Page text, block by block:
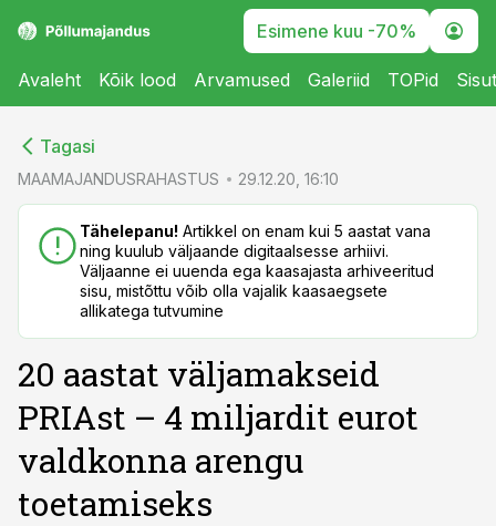
Esimene kuu -70%
Avaleht Kõik lood Arvamused Galeriid TOPid
Tagasi
MAAMAJANDUSRAHASTUS 29.12.20, 16:10
Tähelepanu! Artikkel on enam kui 5 aastat vana
ning kuulub väljaande digitaalsesse arhiivi.
Väljaanne ei uuenda ega kaasajasta arhiveeritud
sisu, mistõttu võib olla vajalik kaasaegsete
allikatega tutvumine
20 aastat väljamakseid
PRIAst – 4 miljardit eurot
valdkonna arengu
toetamiseks